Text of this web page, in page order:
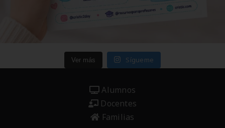
Ver más Sígueme
Alumnos
Docentes
Familias